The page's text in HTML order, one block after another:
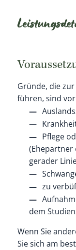
Gründe, die
führen, sind
Pflege
(Ehepartner
gerader
zu
dem
Wenn Sie
Sie sich am